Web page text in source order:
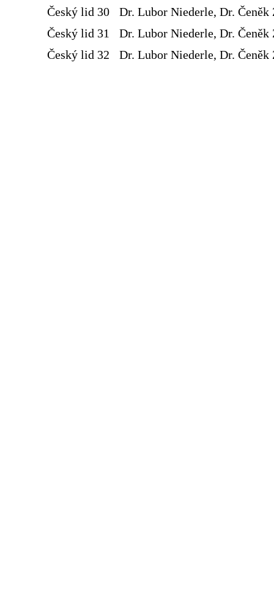
Český lid 30
Dr. Lubor Niederle, Dr. Čeněk
Český lid 31
Dr. Lubor Niederle, Dr. Čeněk
Český lid 32
Dr. Lubor Niederle, Dr. Čeněk